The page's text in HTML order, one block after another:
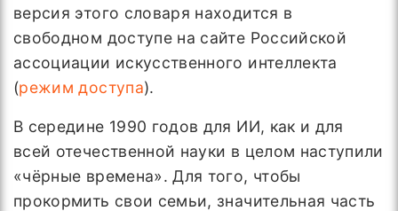
версия этого словаря находится в
свободном доступе на сайте Российской
ассоциации искусственного интеллекта
(режим доступа).
В середине 1990 годов для ИИ, как и для
всей отечественной науки в целом наступили
«чёрные времена». Для того, чтобы
прокормить свои семьи, значительная часть